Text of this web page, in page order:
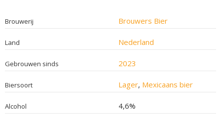
Brouwerij Brouwers Bier
Land Nederland
Gebrouwen sinds 2023
Biersoort Lager, Mexicaans bier
Alcohol 4,6%